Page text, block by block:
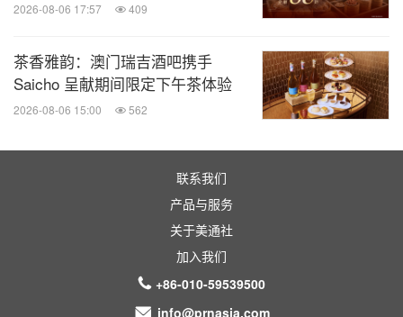
2026-08-06 17:57 409
茶香雅韵：澳门瑞吉酒吧携手
Saicho 呈献期间限定下午茶体验
2026-08-06 15:00 562
联系我们
产品与服务
关于美通社
加入我们
+86-010-59539500
info@prnasia.com